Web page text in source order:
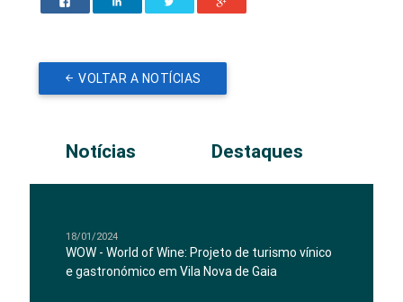
VOLTAR A NOTÍCIAS
Notícias Destaques
18/01/2024
WOW - World of Wine: Projeto de turismo vínico
e gastronómico em Vila Nova de Gaia